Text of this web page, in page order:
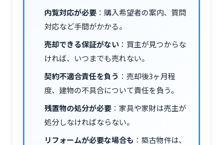
内覧対応が必要 ：購入希望者の案内、質問
対応など手間がかかる。
売却できる保証がない ：買主が見つからな
ければ、いつまでも売れない。
契約不適合責任を負う ：売却後3ヶ月程
度、建物の不具合について責任を負う。
残置物の処分が必要 ：家具や家財は売主が
処分しなければならない。
リフォームが必要な場合も ：築古物件は、